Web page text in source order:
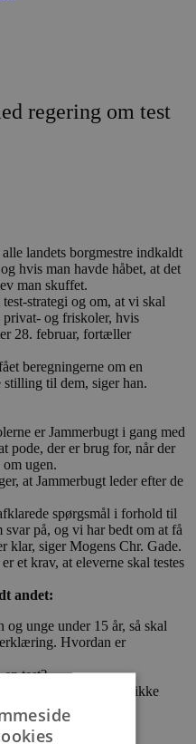
regering om test
landets borgmestre indkaldt
hvis man havde håbet, at det
man skuffet.
strategi og om, at vi skal
og friskoler, hvis
28. februar, fortæller
beregningerne om en
til dem, siger han.
er Jammerbugt i gang med
pode, der er brug for, når der
om ugen.
at Jammerbugt leder efter de
spørgsmål i forhold til
svar på, og vi har bedt om at få
klar, siger Mogens Chr. Gade.
et krav, at eleverne skal testes
andet:
og unge under 15 år, så skal
Hvordan er
test?
der ikke vil testes, så ikke